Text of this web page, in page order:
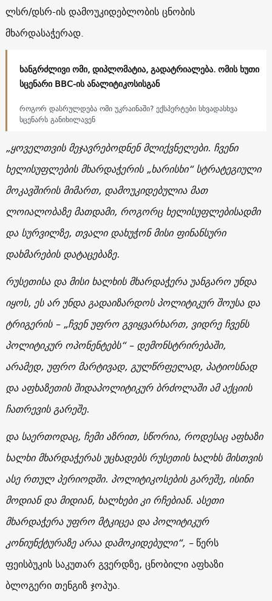
ლსრ/დსრ-ის დამოუკიდებლობის ცნობის
მხარდასაჭერად.
ხანგრძლივი ომი, დიპლომატია, გადატრიალება. ომის ხუთი
სცენარი BBC-ის ანალიტიკოსისგან
როგორ დასრულდება ომი უკრაინაში? ექსპერტები სხვადასხვა
სცენარს განიხილავენ
„ყოველთვის მეჯავრებოდნენ მლიქვნელები. ჩვენი
ხელისუფლების მხარდაჭერის „ხარისხი“ სტრატეგიული
მოკავშირის მიმართ, დამოუკიდებულია მათ
ლოიალობაზე მათდამი, როგორც ხელისუფლებისადმი
და სურვილზე, თვალი დახუჭონ მისი ფინანსური
დახმარების დატაცებაზე.
რუსეთისა და მისი ხალხის მხარდაჭერა უანგარო უნდა
იყოს, ეს არ უნდა გადაიზარდოს პოლიტიკურ შოუსა და
ტრიგერის – „ჩვენ უფრო გვიყვარხართ, ვიდრე ჩვენს
პოლიტიკურ ოპონენტებს“ – დემონსტრირებაში,
არამედ, უფრო მარტივად, გულწრფელად, პატიოსნად
და აფხაზეთის შიდაპოლიტიკურ ბრძოლაში ამ აქციის
ჩათრევის გარეშე.
და საერთოდაც, ჩემი აზრით, სწორია, როდესაც აფხაზი
ხალხი მხარდაჭერას უცხადებს რუსეთის ხალხს მისთვის
ასე რთულ პერიოდში. პოლიტიკოსების გარეშე, ისინი
მოდიან და მიდიან, ხალხები კი რჩებიან. ასეთი
მხარდაჭერა უფრო მტკიცეა და პოლიტიკურ
კონიუნქტურაზე არაა დამოკიდებული“, –წერს
ფეისბუკის საკუთარ გვერდზე, ცნობილი აფხაზი
ბლოგერი თენგიზ ჯოპუა.